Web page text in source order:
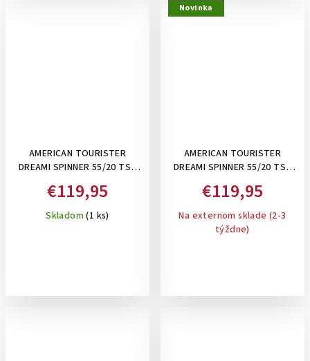
AMERICAN TOURISTER
DREAMI SPINNER 55/20 TSA
KUFOR, BLEDOMODRÝ
€119,95
Skladom(1 ks)
Novinka
AMERICAN TOURISTER
DREAMI SPINNER 55/20 TSA
KUFOR
€119,95
Na externom sklade (2-3
týždne)